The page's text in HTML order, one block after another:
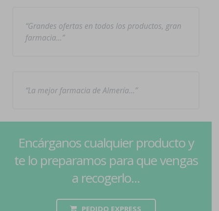
Grandes ofertas en todos los productos, gran
farmacia…
La mejor farmacia de Almería…
Encárganos cualquier producto y
te lo preparamos para que vengas
a recogerlo...
PEDIDO EXPRESS